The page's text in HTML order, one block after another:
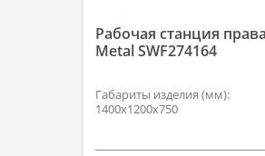
Рабочая станция
Metal SWF274164
Габариты изделия (мм):
1400х1200х750